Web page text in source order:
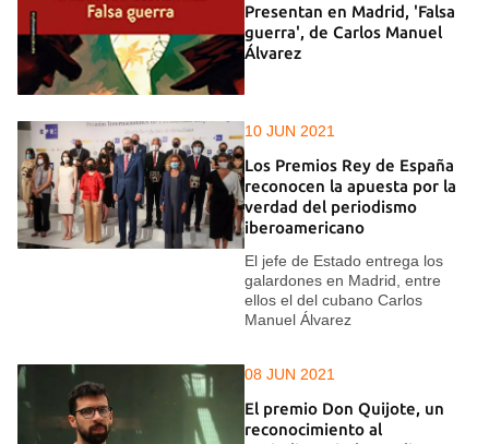
Presentan en Madrid, 'Falsa
guerra', de Carlos Manuel
Álvarez
10 JUN 2021
Los Premios Rey de España
reconocen la apuesta por la
verdad del periodismo
iberoamericano
El jefe de Estado entrega los
galardones en Madrid, entre
ellos el del cubano Carlos
Manuel Álvarez
08 JUN 2021
El premio Don Quijote, un
reconocimiento al